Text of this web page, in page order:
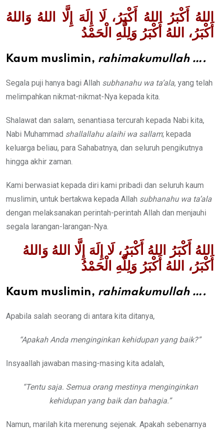
اللهُ أَكْبَرُ اللهُ أَكْبَرُ، لَا إِلَهَ إِلَّا اللهُ وَاللهُ
أَكْبَرُ، اللهُ أَكْبَرُ وَلِلَّهِ الْحَمْدُ
Kaum muslimin, rahimakumullah ….
Segala puji hanya bagi Allah subhanahu wa ta’ala, yang telah
melimpahkan nikmat-nikmat-Nya kepada kita.
Shalawat dan salam, senantiasa tercurah kepada Nabi kita,
Nabi Muhammad shallallahu alaihi wa sallam; kepada
keluarga beliau, para Sahabatnya, dan seluruh pengikutnya
hingga akhir zaman.
Kami berwasiat kepada diri kami pribadi dan seluruh kaum
muslimin, untuk bertakwa kepada Allah subhanahu wa ta’ala
dengan melaksanakan perintah-perintah Allah dan menjauhi
segala larangan-larangan-Nya.
اللهُ أَكْبَرُ اللهُ أَكْبَرُ، لَا إِلَهَ إِلَّا اللهُ وَاللهُ
أَكْبَرُ، اللهُ أَكْبَرُ وَلِلَّهِ الْحَمْدُ
Kaum muslimin, rahimakumullah ….
Apabila salah seorang di antara kita ditanya,
“Apakah Anda menginginkan kehidupan yang baik?”
Insyaallah jawaban masing-masing kita adalah,
“Tentu saja. Semua orang mestinya menginginkan
kehidupan yang baik dan bahagia.”
Namun, marilah kita merenung sejenak. Apakah sebenarnya